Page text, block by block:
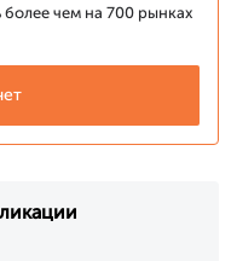
более чем на 700 рынках